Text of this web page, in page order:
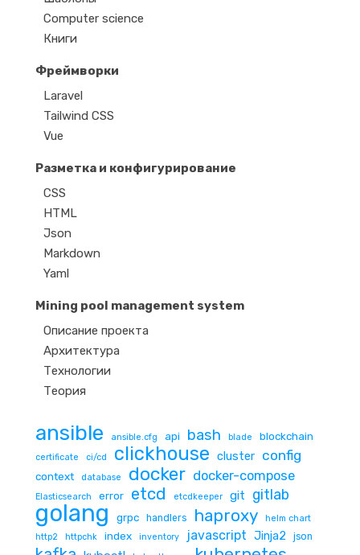
Computer science
Книги
Фреймворки
Laravel
Tailwind CSS
Vue
Разметка и конфигурирование
CSS
HTML
Json
Markdown
Yaml
Mining pool management system
Описание проекта
Архитектура
Технологии
Теория
ansible ansible.cfg api bash blade blockchain
certificate ci/cd clickhouse cluster config
context database docker docker-compose
Elasticsearch error etcd etcdkeeper git gitlab
golang grpc handlers haproxy
helm chart
http2
httpchk index inventory javascript Jinja2 json